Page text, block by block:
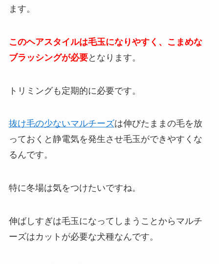
ます。
このヘアスタイルは毛玉になりやすく、こまめな
ブラッシングが必要となります。
トリミングも定期的に必要です。
抜け毛の少ないマルチーズは伸びたままの毛を放
っておくと静電気を発生させ毛玉ができやすくな
るんです。
特に冬場は気をつけたいですね。
伸ばしすぎは毛玉になってしまうことからマルチ
ーズはカットが必要な犬種なんです。